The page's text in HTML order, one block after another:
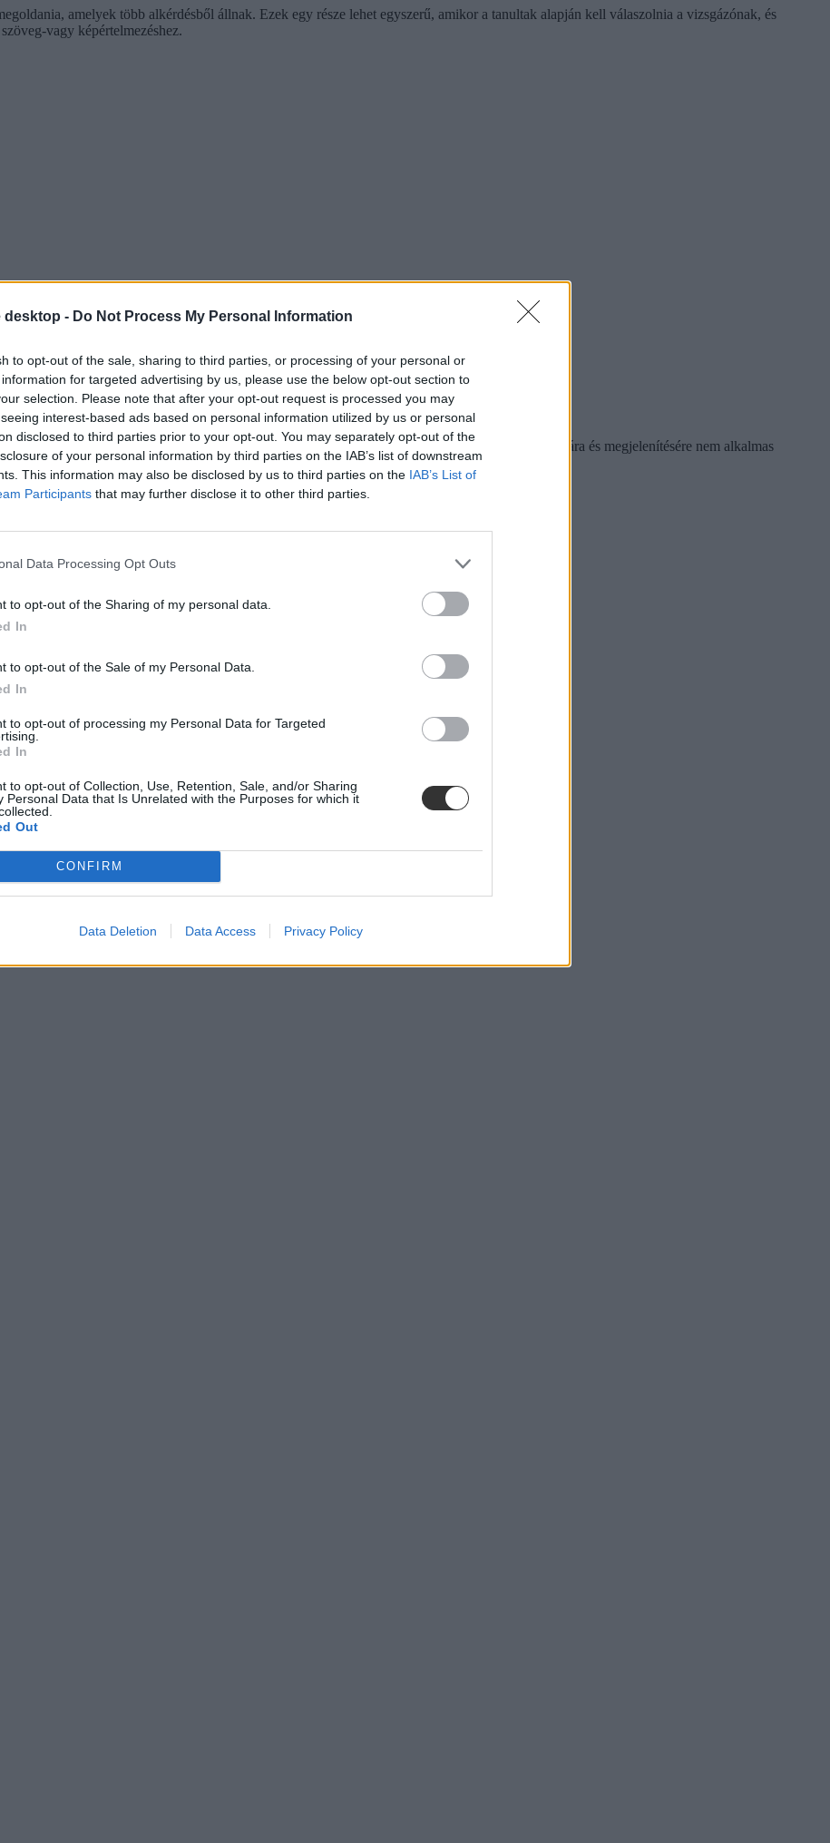
desktop - Do Not Process My Personal Information
to opt-out of the sale, sharing to third parties, or processing of your personal or
for targeted advertising by us, please use the below opt-out section to
selection. Please note that after your opt-out request is processed you may
interest-based ads based on personal information utilized by us or personal
disclosed to third parties prior to your opt-out. You may separately opt-out of the
of your personal information by third parties on the IAB’s list of downstream
This information may also be disclosed by us to third parties on the IAB’s List of
Participants that may further disclose it to other third parties.
Data Processing Opt Outs
to opt-out of the Sharing of my personal data.
In
to opt-out of the Sale of my Personal Data.
In
to opt-out of processing my Personal Data for Targeted
In
to opt-out of Collection, Use, Retention, Sale, and/or Sharing
Personal Data that Is Unrelated with the Purposes for which it
Out
CONFIRM
Data Deletion Data Access Privacy Policy
amelyek több alkérdésből állnak. Ezek egy része lehet egyszerű, amikor a tanultak alapján kell válaszolnia a vizsgázónak, és
vagy képértelmezéshez.
amit tetszőleges sorrendben oldhatnak meg. Segédeszközként pedig szöveges adatok tárolására és megjelenítésére nem alkalmas